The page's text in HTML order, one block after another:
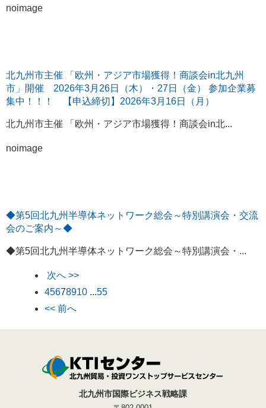
noimage
北九州市主催 「欧州・アジア市場獲得！商談会in北九州
市」開催 2026年3月26日（木）・27日（金） 参加企業募
集中！！！ 【申込締切】2026年3月16日（月）
北九州市主催 「欧州・アジア市場獲得！商談会in北...
noimage
◆第5回北九州半導体ネットワーク総会～特別講演会・交流
会のご案内～◆
◆第5回北九州半導体ネットワーク総会～特別講演会・...
次へ >>
45678910 ...55
<< 前へ
北九州市国際ビジネス戦略課